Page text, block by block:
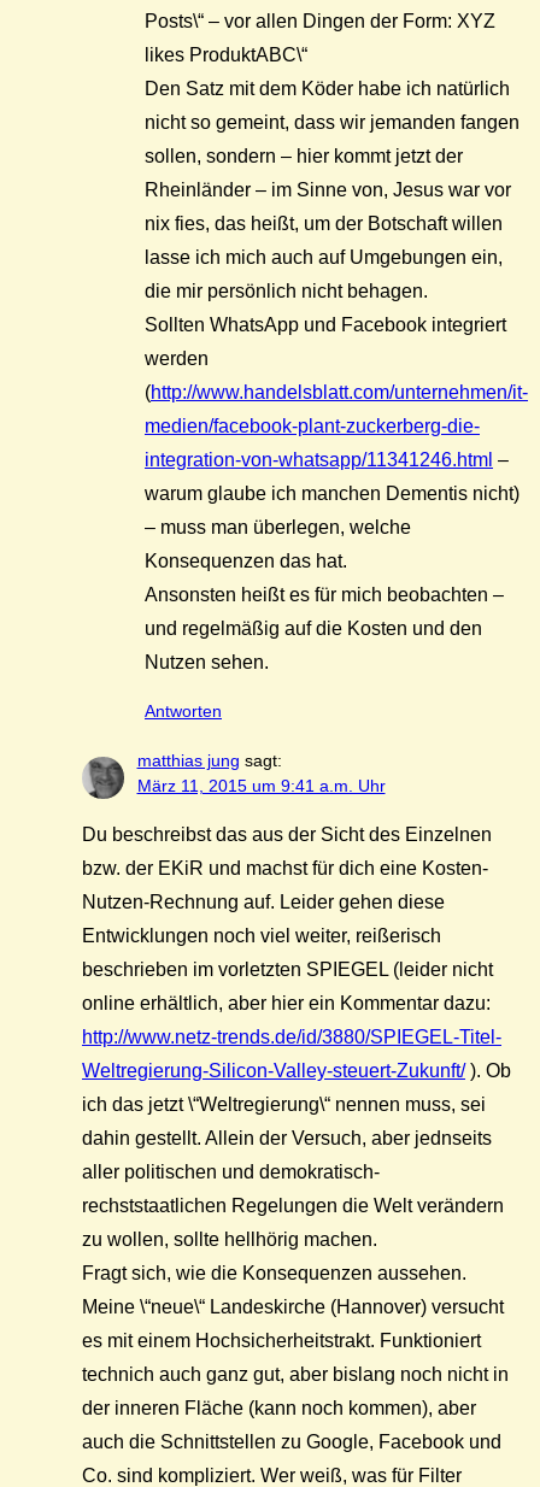
Posts\“ – vor allen Dingen der Form: XYZ
likes ProduktABC\“
Den Satz mit dem Köder habe ich natürlich
nicht so gemeint, dass wir jemanden fangen
sollen, sondern – hier kommt jetzt der
Rheinländer – im Sinne von, Jesus war vor
nix fies, das heißt, um der Botschaft willen
lasse ich mich auch auf Umgebungen ein,
die mir persönlich nicht behagen.
Sollten WhatsApp und Facebook integriert
werden
(http://www.handelsblatt.com/unternehmen/it-
medien/facebook-plant-zuckerberg-die-
integration-von-whatsapp/11341246.html –
warum glaube ich manchen Dementis nicht)
– muss man überlegen, welche
Konsequenzen das hat.
Ansonsten heißt es für mich beobachten –
und regelmäßig auf die Kosten und den
Nutzen sehen.
Antworten
matthias jung sagt:
März 11, 2015 um 9:41 a.m. Uhr
Du beschreibst das aus der Sicht des Einzelnen
bzw. der EKiR und machst für dich eine Kosten-
Nutzen-Rechnung auf. Leider gehen diese
Entwicklungen noch viel weiter, reißerisch
beschrieben im vorletzten SPIEGEL (leider nicht
online erhältlich, aber hier ein Kommentar dazu:
http://www.netz-trends.de/id/3880/SPIEGEL-Titel-
Weltregierung-Silicon-Valley-steuert-Zukunft/). Ob
ich das jetzt \“Weltregierung\“ nennen muss, sei
dahin gestellt. Allein der Versuch, aber jednseits
aller politischen und demokratisch-
rechststaatlichen Regelungen die Welt verändern
zu wollen, sollte hellhörig machen.
Fragt sich, wie die Konsequenzen aussehen.
Meine \“neue\“ Landeskirche (Hannover) versucht
es mit einem Hochsicherheitstrakt. Funktioniert
technich auch ganz gut, aber bislang noch nicht in
der inneren Fläche (kann noch kommen), aber
auch die Schnittstellen zu Google, Facebook und
Co. sind kompliziert. Wer weiß, was für Filter